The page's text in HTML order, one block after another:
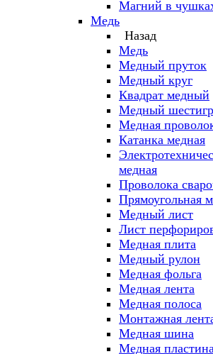
Магний в
Медь
Назад
Медь
Медный пруток
Медный круг
Квадрат медный
Медный
Медная
Катанка медная
медная
Проволока
Прямоугольная
Медный лист
Лист
Медная плита
Медный рулон
Медная фольга
Медная лента
Медная полоса
Монтажная
Медная шина
Медная